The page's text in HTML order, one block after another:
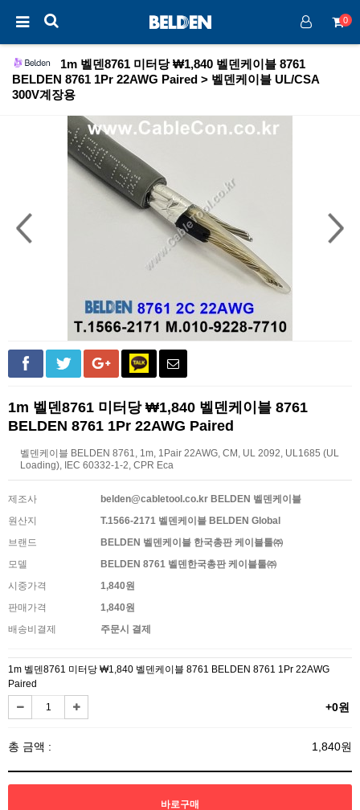
0
1m 벨덴8761 미터당 ₩1,840 벨덴케이블 8761
BELDEN 8761 1Pr 22AWG Paired > 벨덴케이블 UL/CSA
300V계장용
1m 벨덴8761 미터당 ₩1,840 벨덴케이블 8761
BELDEN 8761 1Pr 22AWG Paired
벨덴케이블 BELDEN 8761, 1m, 1Pair 22AWG, CM, UL 2092, UL1685 (UL
Loading), IEC 60332-1-2, CPR Eca
제조사
belden@cabletool.co.kr BELDEN 벨덴케이블
원산지
T.1566-2171 벨덴케이블 BELDEN Global
브랜드
BELDEN 벨덴케이블 한국총판 케이블툴㈜
모델
BELDEN 8761 벨덴한국총판 케이블툴㈜
시중가격
1,840원
판매가격
1,840원
배송비결제
주문시 결제
1m 벨덴8761 미터당 ₩1,840 벨덴케이블 8761 BELDEN 8761 1Pr 22AWG
Paired
+0원
총 금액 : 1,840원